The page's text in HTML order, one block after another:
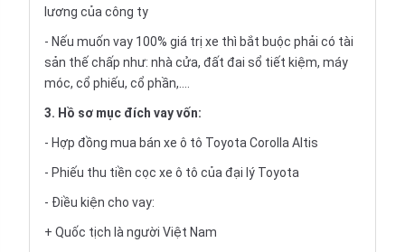
lương của công ty
- Nếu muốn vay 100% giá trị xe thì bắt buộc phải có tài
sản thế chấp như: nhà cửa, đất đai sổ tiết kiệm, máy
móc, cổ phiếu, cổ phần,....
3. Hồ sơ mục đích vay vốn:
- Hợp đồng mua bán xe ô tô Toyota Corolla Altis
- Phiếu thu tiền cọc xe ô tô của đại lý Toyota
- Điều kiện cho vay:
+ Quốc tịch là người Việt Nam